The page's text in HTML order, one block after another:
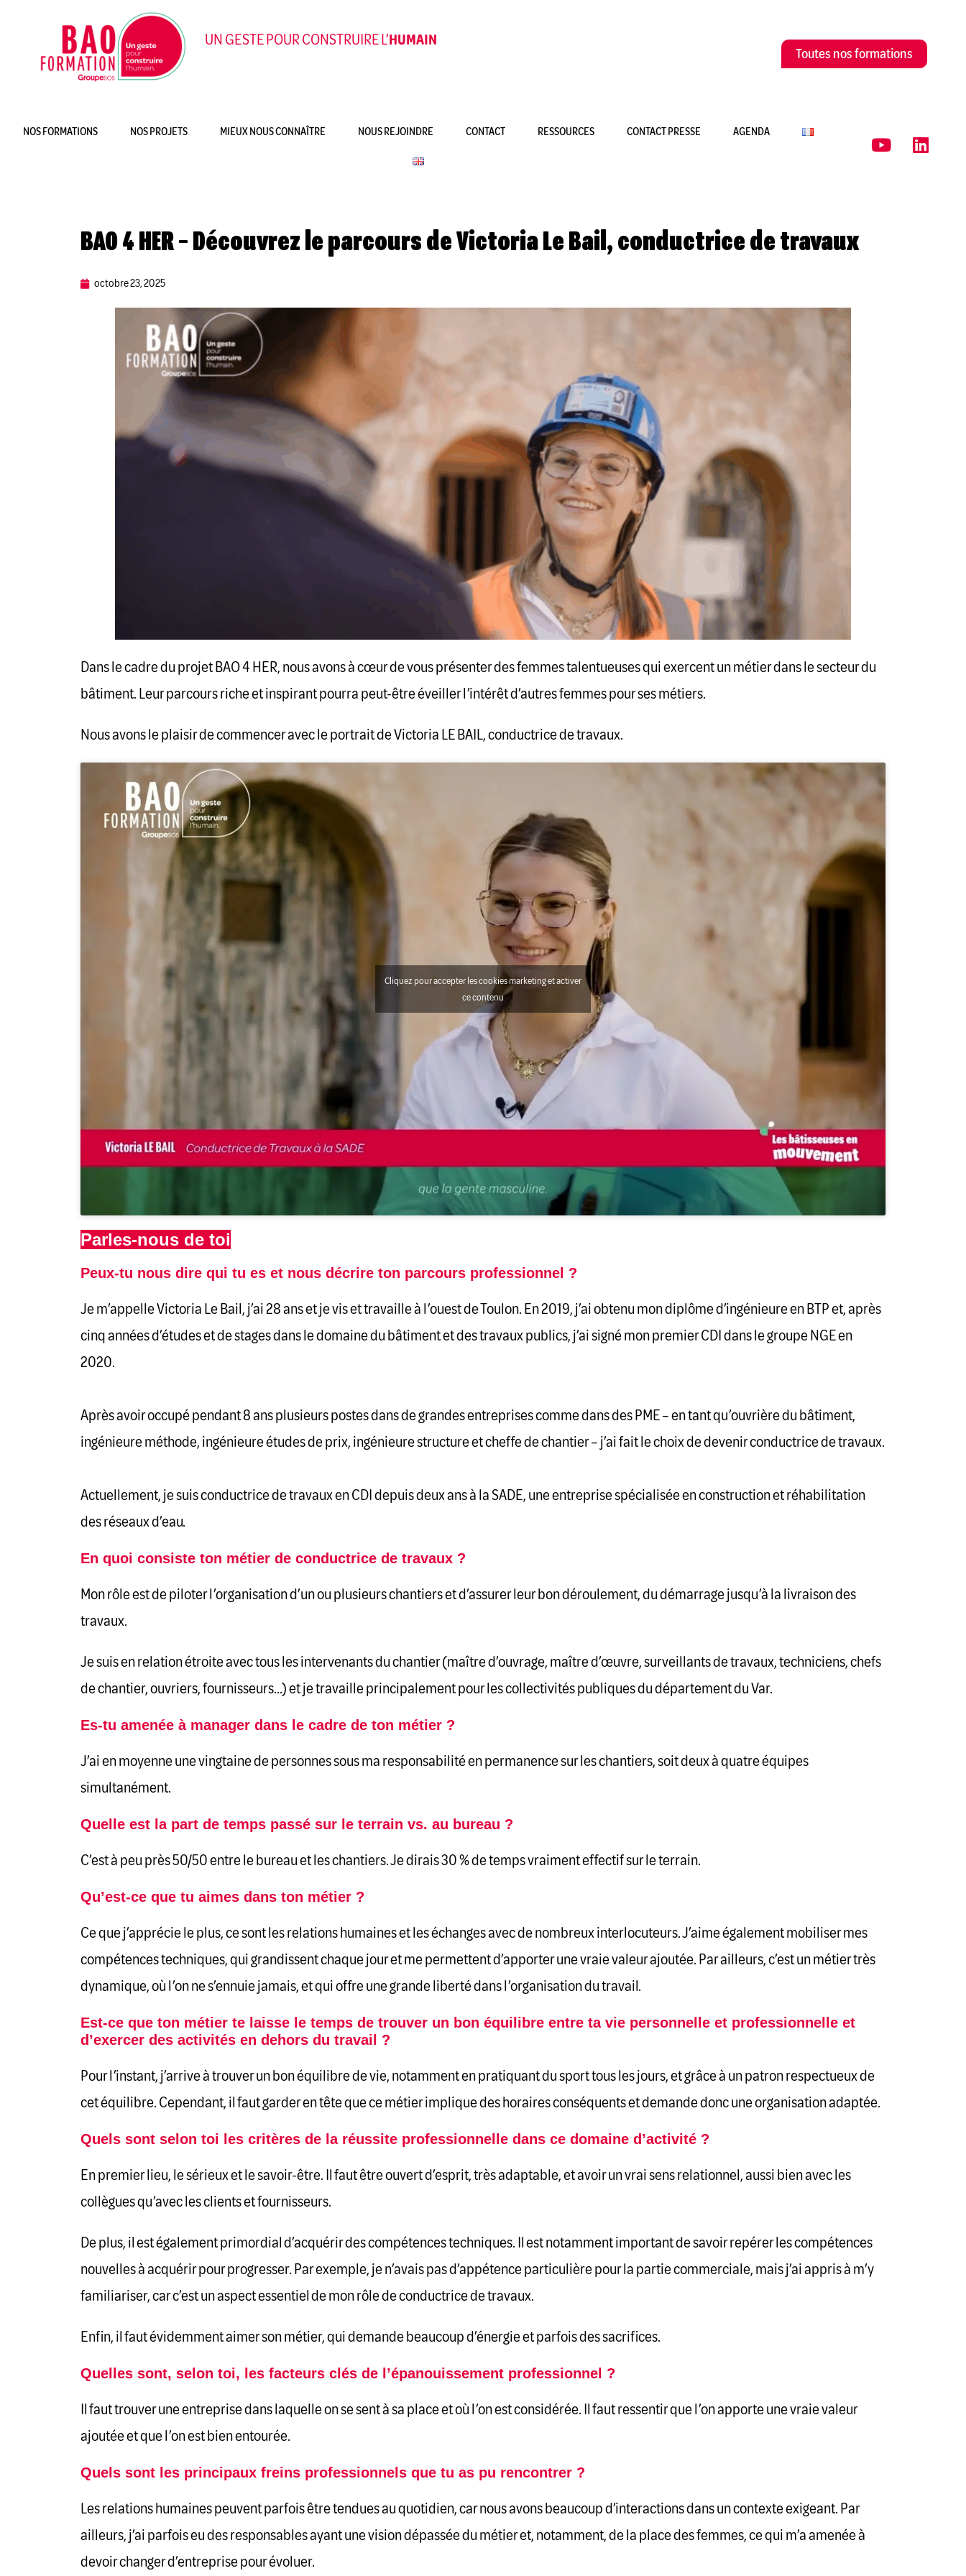
UN GESTE POUR CONSTRUIRE L’HUMAIN
Toutes nos formations
NOS FORMATIONS NOS PROJETS MIEUX NOUS CONNAÎTRE NOUS REJOINDRE CONTACT RESSOURCES CONTACT PRESSE AGENDA
BAO 4 HER – Découvrez le parcours de Victoria Le Bail, conductrice de travaux
octobre 23, 2025
Dans le cadre du projet BAO 4 HER, nous avons à cœur de vous présenter des femmes talentueuses qui exercent un métier dans le secteur du
bâtiment. Leur parcours riche et inspirant pourra peut-être éveiller l’intérêt d’autres femmes pour ses métiers.
Nous avons le plaisir de commencer avec le portrait de Victoria LE BAIL, conductrice de travaux.
Cliquez pour accepter les cookies marketing et activer
ce contenu
Parles-nous de toi
Peux-tu nous dire qui tu es et nous décrire ton parcours professionnel ?
Je m’appelle Victoria Le Bail, j’ai 28 ans et je vis et travaille à l’ouest de Toulon. En 2019, j’ai obtenu mon diplôme d’ingénieure en BTP et, après
cinq années d’études et de stages dans le domaine du bâtiment et des travaux publics, j’ai signé mon premier CDI dans le groupe NGE en
2020.
Après avoir occupé pendant 8 ans plusieurs postes dans de grandes entreprises comme dans des PME – en tant qu’ouvrière du bâtiment,
ingénieure méthode, ingénieure études de prix, ingénieure structure et cheffe de chantier – j’ai fait le choix de devenir conductrice de travaux.
Actuellement, je suis conductrice de travaux en CDI depuis deux ans à la SADE, une entreprise spécialisée en construction et réhabilitation
des réseaux d’eau.
En quoi consiste ton métier de conductrice de travaux ?
Mon rôle est de piloter l’organisation d’un ou plusieurs chantiers et d’assurer leur bon déroulement, du démarrage jusqu’à la livraison des
travaux.
Je suis en relation étroite avec tous les intervenants du chantier (maître d’ouvrage, maître d’œuvre, surveillants de travaux, techniciens, chefs
de chantier, ouvriers, fournisseurs…) et je travaille principalement pour les collectivités publiques du département du Var.
Es-tu amenée à manager dans le cadre de ton métier ?
J’ai en moyenne une vingtaine de personnes sous ma responsabilité en permanence sur les chantiers, soit deux à quatre équipes
simultanément.
Quelle est la part de temps passé sur le terrain vs. au bureau ?
C’est à peu près 50/50 entre le bureau et les chantiers. Je dirais 30 % de temps vraiment effectif sur le terrain.
Qu’est-ce que tu aimes dans ton métier ?
Ce que j’apprécie le plus, ce sont les relations humaines et les échanges avec de nombreux interlocuteurs. J’aime également mobiliser mes
compétences techniques, qui grandissent chaque jour et me permettent d’apporter une vraie valeur ajoutée. Par ailleurs, c’est un métier très
dynamique, où l’on ne s’ennuie jamais, et qui offre une grande liberté dans l’organisation du travail.
Est-ce que ton métier te laisse le temps de trouver un bon équilibre entre ta vie personnelle et professionnelle et
d’exercer des activités en dehors du travail ?
Pour l’instant, j’arrive à trouver un bon équilibre de vie, notamment en pratiquant du sport tous les jours, et grâce à un patron respectueux de
cet équilibre. Cependant, il faut garder en tête que ce métier implique des horaires conséquents et demande donc une organisation adaptée.
Quels sont selon toi les critères de la réussite professionnelle dans ce domaine d’activité ?
En premier lieu, le sérieux et le savoir-être. Il faut être ouvert d’esprit, très adaptable, et avoir un vrai sens relationnel, aussi bien avec les
collègues qu’avec les clients et fournisseurs.
De plus, il est également primordial d’acquérir des compétences techniques. Il est notamment important de savoir repérer les compétences
nouvelles à acquérir pour progresser. Par exemple, je n’avais pas d’appétence particulière pour la partie commerciale, mais j’ai appris à m’y
familiariser, car c’est un aspect essentiel de mon rôle de conductrice de travaux.
Enfin, il faut évidemment aimer son métier, qui demande beaucoup d’énergie et parfois des sacrifices.
Quelles sont, selon toi, les facteurs clés de l’épanouissement professionnel ?
Il faut trouver une entreprise dans laquelle on se sent à sa place et où l’on est considérée. Il faut ressentir que l’on apporte une vraie valeur
ajoutée et que l’on est bien entourée.
Quels sont les principaux freins professionnels que tu as pu rencontrer ?
Les relations humaines peuvent parfois être tendues au quotidien, car nous avons beaucoup d’interactions dans un contexte exigeant. Par
ailleurs, j’ai parfois eu des responsables ayant une vision dépassée du métier et, notamment, de la place des femmes, ce qui m’a amenée à
devoir changer d’entreprise pour évoluer.